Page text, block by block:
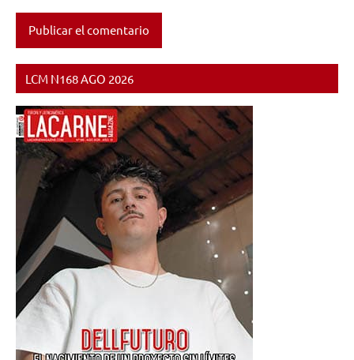
LCM N168 AGO 2026